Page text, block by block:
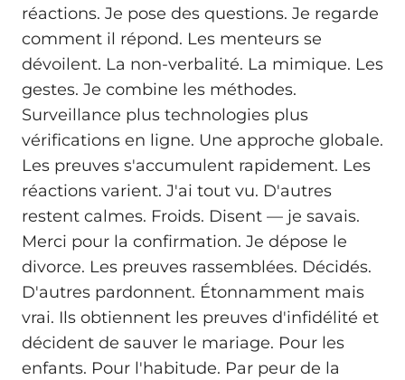
réactions. Je pose des questions. Je regarde
comment il répond. Les menteurs se
dévoilent. La non-verbalité. La mimique. Les
gestes. Je combine les méthodes.
Surveillance plus technologies plus
vérifications en ligne. Une approche globale.
Les preuves s'accumulent rapidement. Les
réactions varient. J'ai tout vu. D'autres
restent calmes. Froids. Disent — je savais.
Merci pour la confirmation. Je dépose le
divorce. Les preuves rassemblées. Décidés.
D'autres pardonnent. Étonnamment mais
vrai. Ils obtiennent les preuves d'infidélité et
décident de sauver le mariage. Pour les
enfants. Pour l'habitude. Par peur de la